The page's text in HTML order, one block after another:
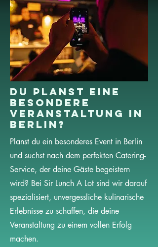
Du planst eine
besondere
Veranstaltung in
Berlin?
Planst du ein besonderes Event in Berlin
und suchst nach dem perfekten Catering-
Service, der deine Gäste begeistern
wird? Bei Sir Lunch A Lot sind wir darauf
spezialisiert, unvergessliche kulinarische
Erlebnisse zu schaffen, die deine
Veranstaltung zu einem vollen Erfolg
machen.